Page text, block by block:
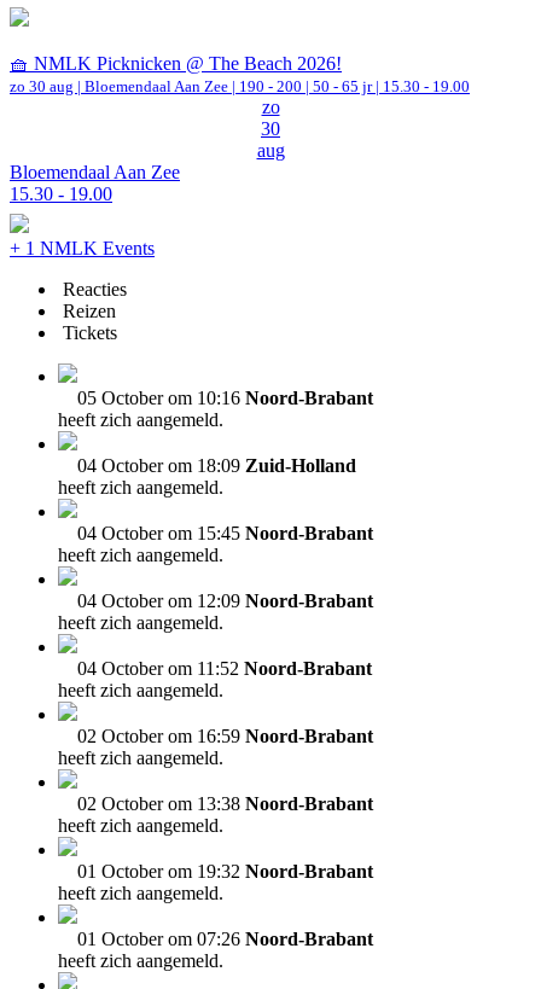
🧺 NMLK Picknicken @ The Beach 2026!
zo 30 aug | Bloemendaal Aan Zee | 190 - 200 | 50 - 65 jr | 15.30 - 19.00
zo
30
aug
Bloemendaal Aan Zee
15.30 - 19.00
+ 1 NMLK Events
Reacties
Reizen
Tickets
05 October om 10:16 Noord-Brabant
heeft zich aangemeld.
04 October om 18:09 Zuid-Holland
heeft zich aangemeld.
04 October om 15:45 Noord-Brabant
heeft zich aangemeld.
04 October om 12:09 Noord-Brabant
heeft zich aangemeld.
04 October om 11:52 Noord-Brabant
heeft zich aangemeld.
02 October om 16:59 Noord-Brabant
heeft zich aangemeld.
02 October om 13:38 Noord-Brabant
heeft zich aangemeld.
01 October om 19:32 Noord-Brabant
heeft zich aangemeld.
01 October om 07:26 Noord-Brabant
heeft zich aangemeld.